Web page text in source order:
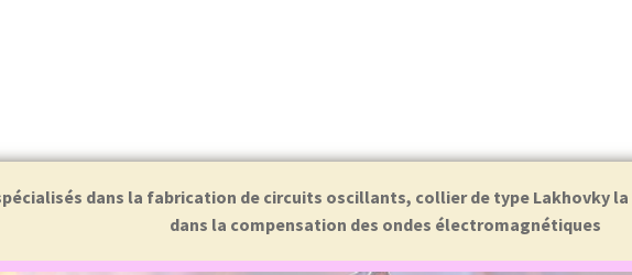
dans la fabrication de circuits oscillants, collier de type Lakhovky la
dans la compensation des ondes électromagnétiques